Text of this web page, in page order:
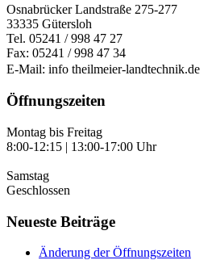
Osnabrücker Landstraße 275-277
33335 Gütersloh
Tel. 05241 / 998 47 27
Fax: 05241 / 998 47 34
E-Mail: info theilmeier-landtechnik.de
Öffnungszeiten
Montag bis Freitag
8:00-12:15 | 13:00-17:00 Uhr
Samstag
Geschlossen
Neueste Beiträge
Änderung der Öffnungszeiten